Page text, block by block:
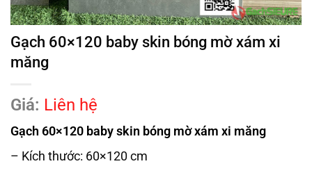
Gạch 60×120 baby skin bóng mờ xám xi
măng
Giá: Liên hệ
Gạch 60×120 baby skin bóng mờ xám xi măng
– Kích thước: 60×120 cm